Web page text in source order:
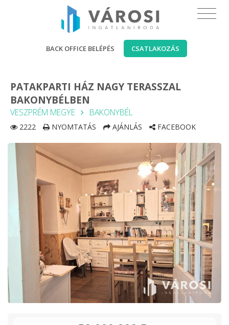
BACK OFFICE BELÉPÉS CSATLAKOZÁS
PATAKPARTI HÁZ NAGY TERASSZAL
BAKONYBÉLBEN
VESZPRÉM MEGYE BAKONYBÉL
2222 NYOMTATÁS AJÁNLÁS FACEBOOK